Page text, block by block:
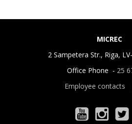
MICREC
2 Sampetera Str., Riga,
Office Phone - 25
Employee contacts